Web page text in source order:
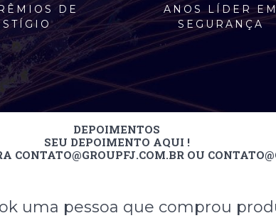
DE
ANOS LÍDER
SEGURANÇA
DEPOIMENTOS
SEU DEPOIMENTO AQUI !
CONTATO@GROUPFJ.COM.BR OU
uma pessoa que comprou